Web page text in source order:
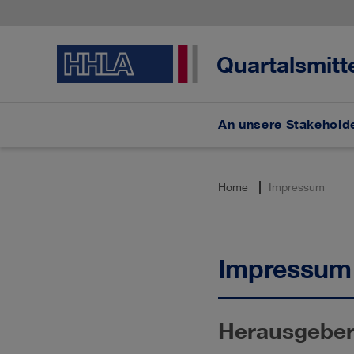
An unsere
Home Impressum
Impressum
Herausgeber